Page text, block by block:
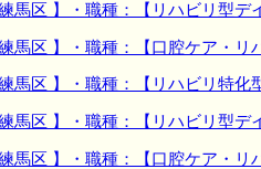
区 】・職種：【リハビリ型デ
区 】・職種：【口腔ケア・リ
区 】・職種：【リハビリ特化
区 】・職種：【リハビリ型デ
区 】・職種：【口腔ケア・リ